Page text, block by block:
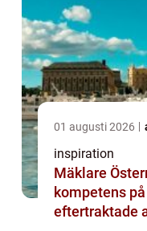
01 augusti 2026
inspiration
Mäklare Östermalm så
kompetens
eftertraktade